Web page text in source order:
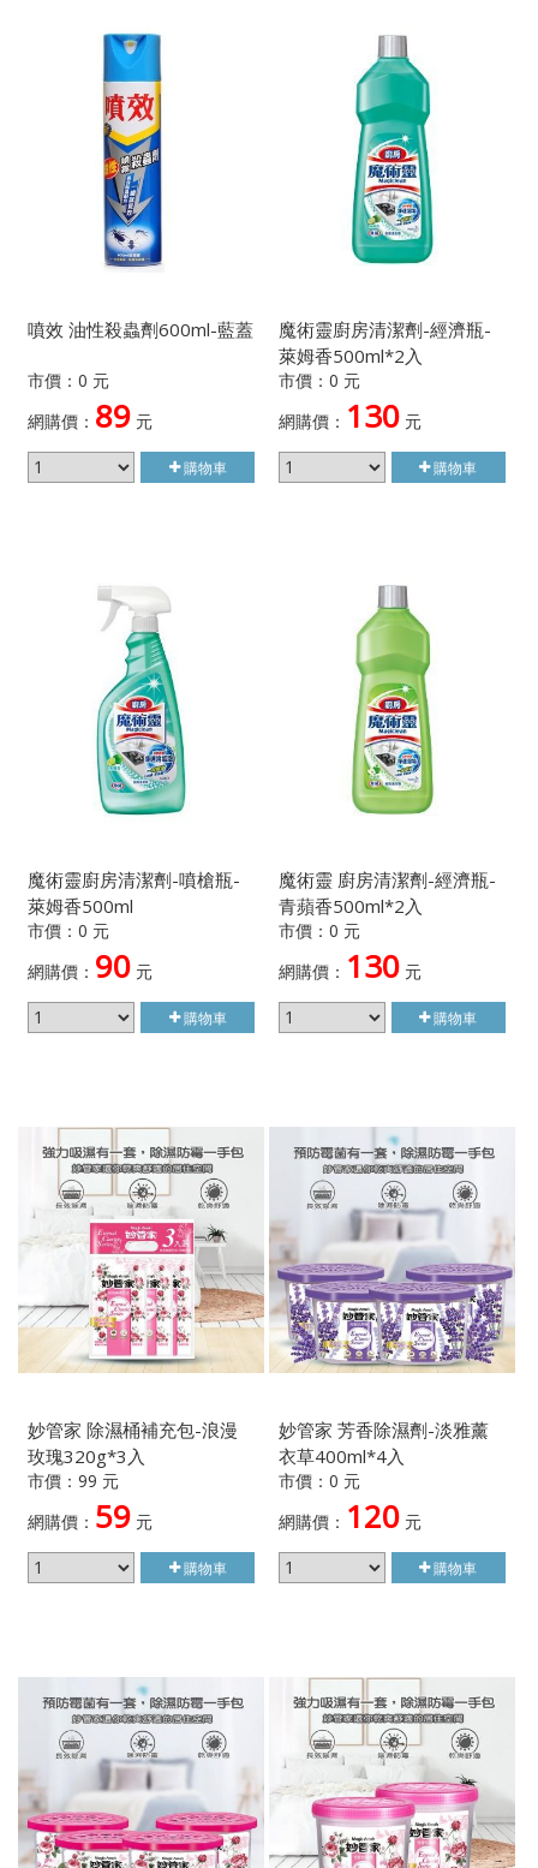
噴效 油性殺蟲劑600ml-藍蓋
市價：0 元
網購價： 89 元
購物車
魔術靈廚房清潔劑-經濟瓶-
萊姆香500ml*2入
市價：0 元
網購價： 130元
購物車
魔術靈廚房清潔劑-噴槍瓶-
萊姆香500ml
市價：0 元
網購價： 90 元
購物車
魔術靈 廚房清潔劑-經濟瓶-
青蘋香500ml*2入
市價：0 元
網購價： 130元
購物車
妙管家 除濕桶補充包-浪漫
玫瑰320g*3入
市價：99 元
網購價： 59 元
購物車
妙管家 芳香除濕劑-淡雅薰
衣草400ml*4入
市價：0 元
網購價： 120元
購物車